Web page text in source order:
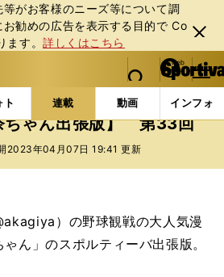
がお客様のニーズ等について調
勧めの広告を表⽰する⽬的で Co
ます。詳しくはこちら
閉じ
る
web Sportiva (webスポルティーバ)
検索
マイペ
ー
ジ
メニュ
ト 連載 動画 インフォ
マン！ それいけ鯉依奈ちゃん出張
ちゃん出張版】 第33回
2023年04月07日 19:41 更新
）の野球観戦の大人気漫
ん」のスポルティーバ出張版。